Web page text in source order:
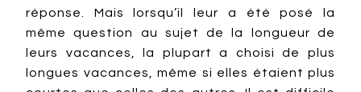
réponse. Mais lorsqu’il leur a été posé la
même question au sujet de la longueur de
leurs vacances, la plupart a choisi de plus
longues vacances, même si elles étaient plus